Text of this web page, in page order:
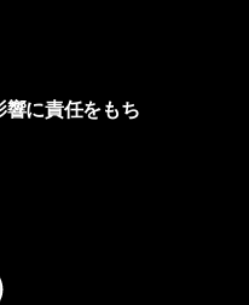
に責任をもち